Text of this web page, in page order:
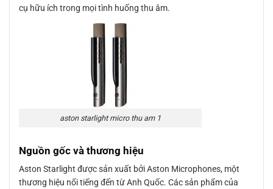
cụ hữu ích trong mọi tình huống thu âm.
aston starlight micro thu am 1
Nguồn gốc và thương hiệu
Aston Starlight được sản xuất bởi Aston Microphones, một
thương hiệu nổi tiếng đến từ Anh Quốc. Các sản phẩm của